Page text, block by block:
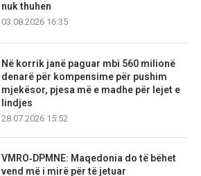
nuk thuhen
03.08.2026 16:35
Në korrik janë paguar mbi 560 milionë
denarë për kompensime për pushim
mjekësor, pjesa më e madhe për lejet e
lindjes
28.07.2026 15:52
VMRO‑DPMNE: Maqedonia do të bëhet
vend më i mirë për të jetuar